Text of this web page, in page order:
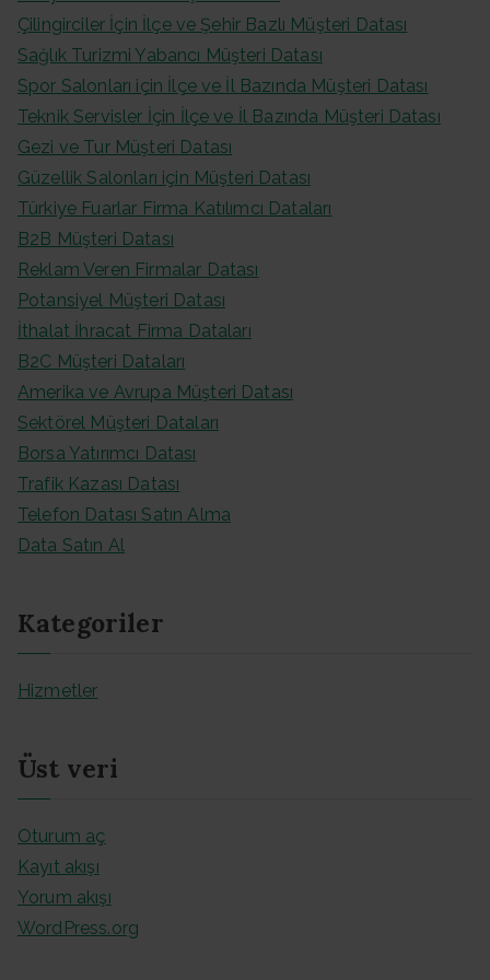
Çilingirciler İçin İlçe ve Şehir Bazlı Müşteri Datası
Sağlık Turizmi Yabancı Müşteri Datası
Spor Salonları için İlçe ve İl Bazında Müşteri Datası
Teknik Servisler İçin İlçe ve İl Bazında Müşteri Datası
Gezi ve Tur Müşteri Datası
Güzellik Salonları için Müşteri Datası
Türkiye Fuarlar Firma Katılımcı Dataları
B2B Müşteri Datası
Reklam Veren Firmalar Datası
Potansiyel Müşteri Datası
İthalat İhracat Firma Dataları
B2C Müşteri Dataları
Amerika ve Avrupa Müşteri Datası
Sektörel Müşteri Dataları
Borsa Yatırımcı Datası
Trafik Kazası Datası
Telefon Datası Satın Alma
Data Satın Al
Kategoriler
Hizmetler
Üst veri
Oturum aç
Kayıt akışı
Yorum akışı
WordPress.org